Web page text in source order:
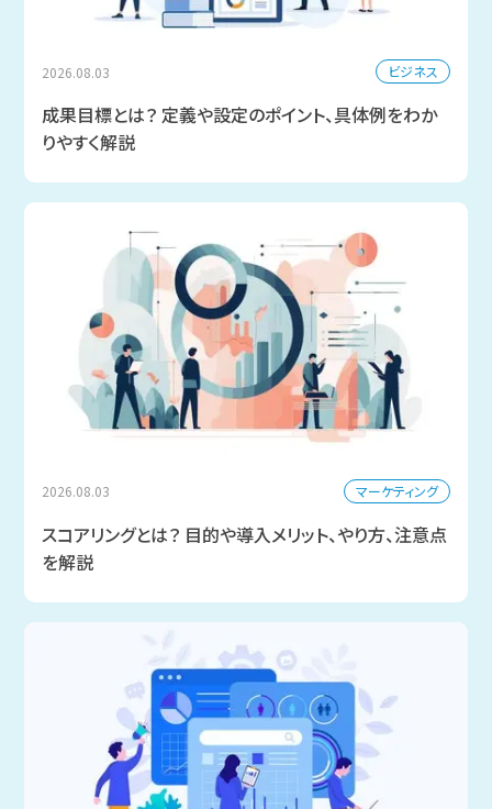
2026.08.03 ビジネス
成果目標とは？ 定義や設定のポイント、具体例をわか
りやすく解説
2026.08.03 マーケティング
スコアリングとは？ 目的や導入メリット、やり方、注意点
を解説